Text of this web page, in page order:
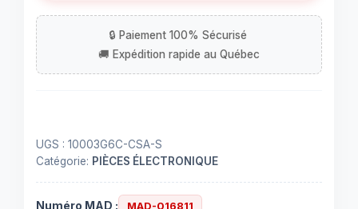
orange
10
mm
3.5
V
UGS : 10003G6C-CSA-S
Catégorie: PIÈCES ÉLECTRONIQUE
Numéro MAD : MAD-016811